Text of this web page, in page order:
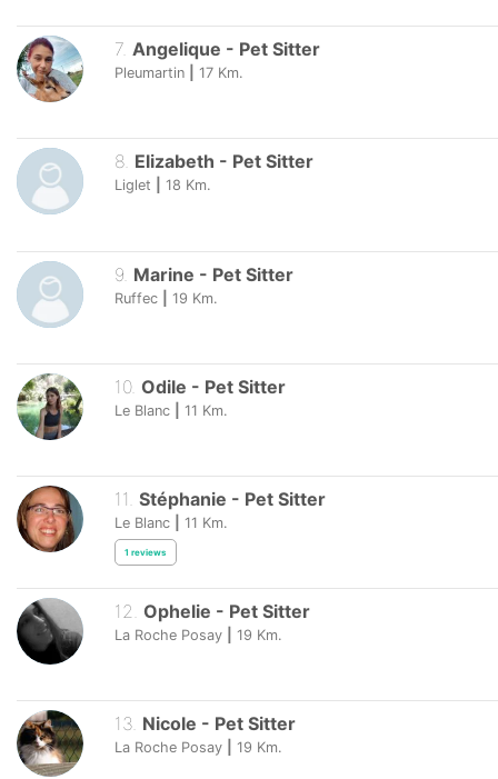
7. Angelique - Pet Sitter
Pleumartin 17 Km.
8. Elizabeth - Pet Sitter
Liglet 18 Km.
9 Marine - Pet Sitter
Ruffec 19 Km.
10. Odile - Pet Sitter
Le Blanc 11 Km.
11 Stéphanie - Pet Sitter
Le Blanc 11 Km.
1 reviews
12. Ophelie - Pet Sitter
La Roche Posay 19 Km.
13. Nicole - Pet Sitter
La Roche Posay 19 Km.